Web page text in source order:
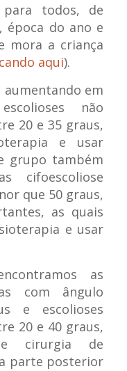
todos, de
época do ano e
mora a criança
aqui).
aumentando em
não
20 e 35 graus,
e usar
grupo também
cifoescoliose
que 50 graus,
as quais
e usar
as
com ângulo
e escolioses
20 e 40 graus,
cirurgia de
parte posterior